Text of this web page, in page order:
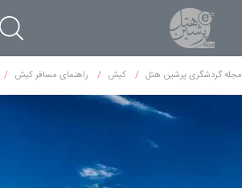
مجله گردشگری پرشین هتل کیش راهنمای مسافر کیش